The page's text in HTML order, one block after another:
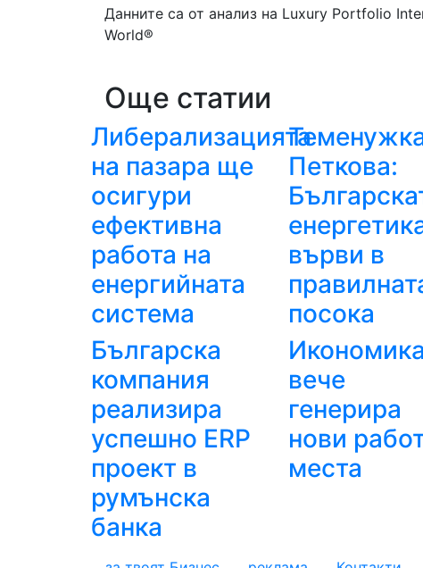
Данните са от анализ на Luxury Portfolio
World®
Още статии
Либерализацията
на пазара ще
осигури
ефективна
работа на
енергийната
система
Петкова:
върви в
посока
Българска
компания
реализира
успешно ERP
проект в
румънска
банка
вече
генерира
нови
места